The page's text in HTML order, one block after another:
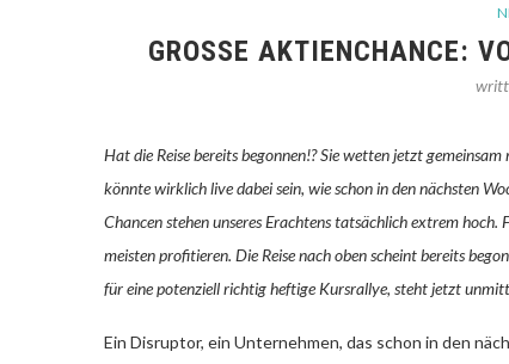
GROSSE AKTIENCHANCE:
Hat die Reise bereits begonnen!? Sie wetten jetzt
könnte wirklich live dabei sein, wie schon in den nächsten
Chancen stehen unseres Erachtens tatsächlich extrem
meisten profitieren. Die Reise nach oben scheint bereits
für eine potenziell richtig heftige Kursrallye, steht jetzt
Ein Disruptor, ein Unternehmen, das schon in den